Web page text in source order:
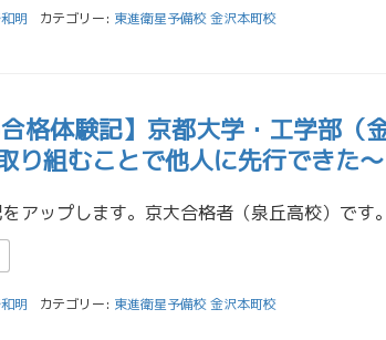
明 カテゴリー: 東進衛星予備校 金沢本町校
格体験記】京都大学・工学部（
り組むことで他人に先行できた～
明 カテゴリー: 東進衛星予備校 金沢本町校